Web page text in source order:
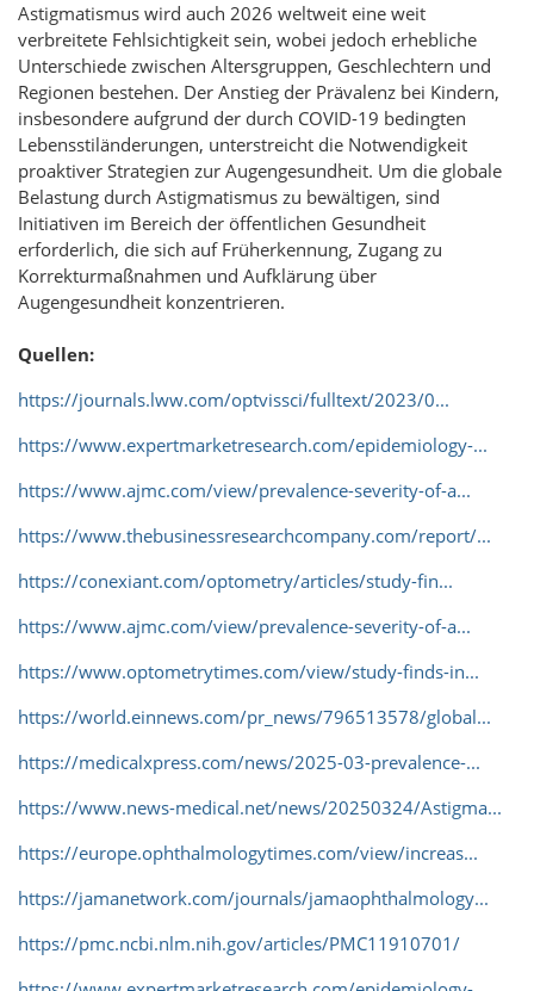
Astigmatismus wird auch 2026 weltweit eine weit
verbreitete Fehlsichtigkeit sein, wobei jedoch erhebliche
Unterschiede zwischen Altersgruppen, Geschlechtern und
Regionen bestehen. Der Anstieg der Prävalenz bei Kindern,
insbesondere aufgrund der durch COVID-19 bedingten
Lebensstiländerungen, unterstreicht die Notwendigkeit
proaktiver Strategien zur Augengesundheit. Um die globale
Belastung durch Astigmatismus zu bewältigen, sind
Initiativen im Bereich der öffentlichen Gesundheit
erforderlich, die sich auf Früherkennung, Zugang zu
Korrekturmaßnahmen und Aufklärung über
Augengesundheit konzentrieren.
Quellen:
https://journals.lww.com/optvissci/fulltext/2023/0...
https://www.expertmarketresearch.com/epidemiology-...
https://www.ajmc.com/view/prevalence-severity-of-a...
https://www.thebusinessresearchcompany.com/report/...
https://conexiant.com/optometry/articles/study-fin...
https://www.ajmc.com/view/prevalence-severity-of-a...
https://www.optometrytimes.com/view/study-finds-in...
https://world.einnews.com/pr_news/796513578/global...
https://medicalxpress.com/news/2025-03-prevalence-...
https://www.news-medical.net/news/20250324/Astigma...
https://europe.ophthalmologytimes.com/view/increas...
https://jamanetwork.com/journals/jamaophthalmology...
https://pmc.ncbi.nlm.nih.gov/articles/PMC11910701/